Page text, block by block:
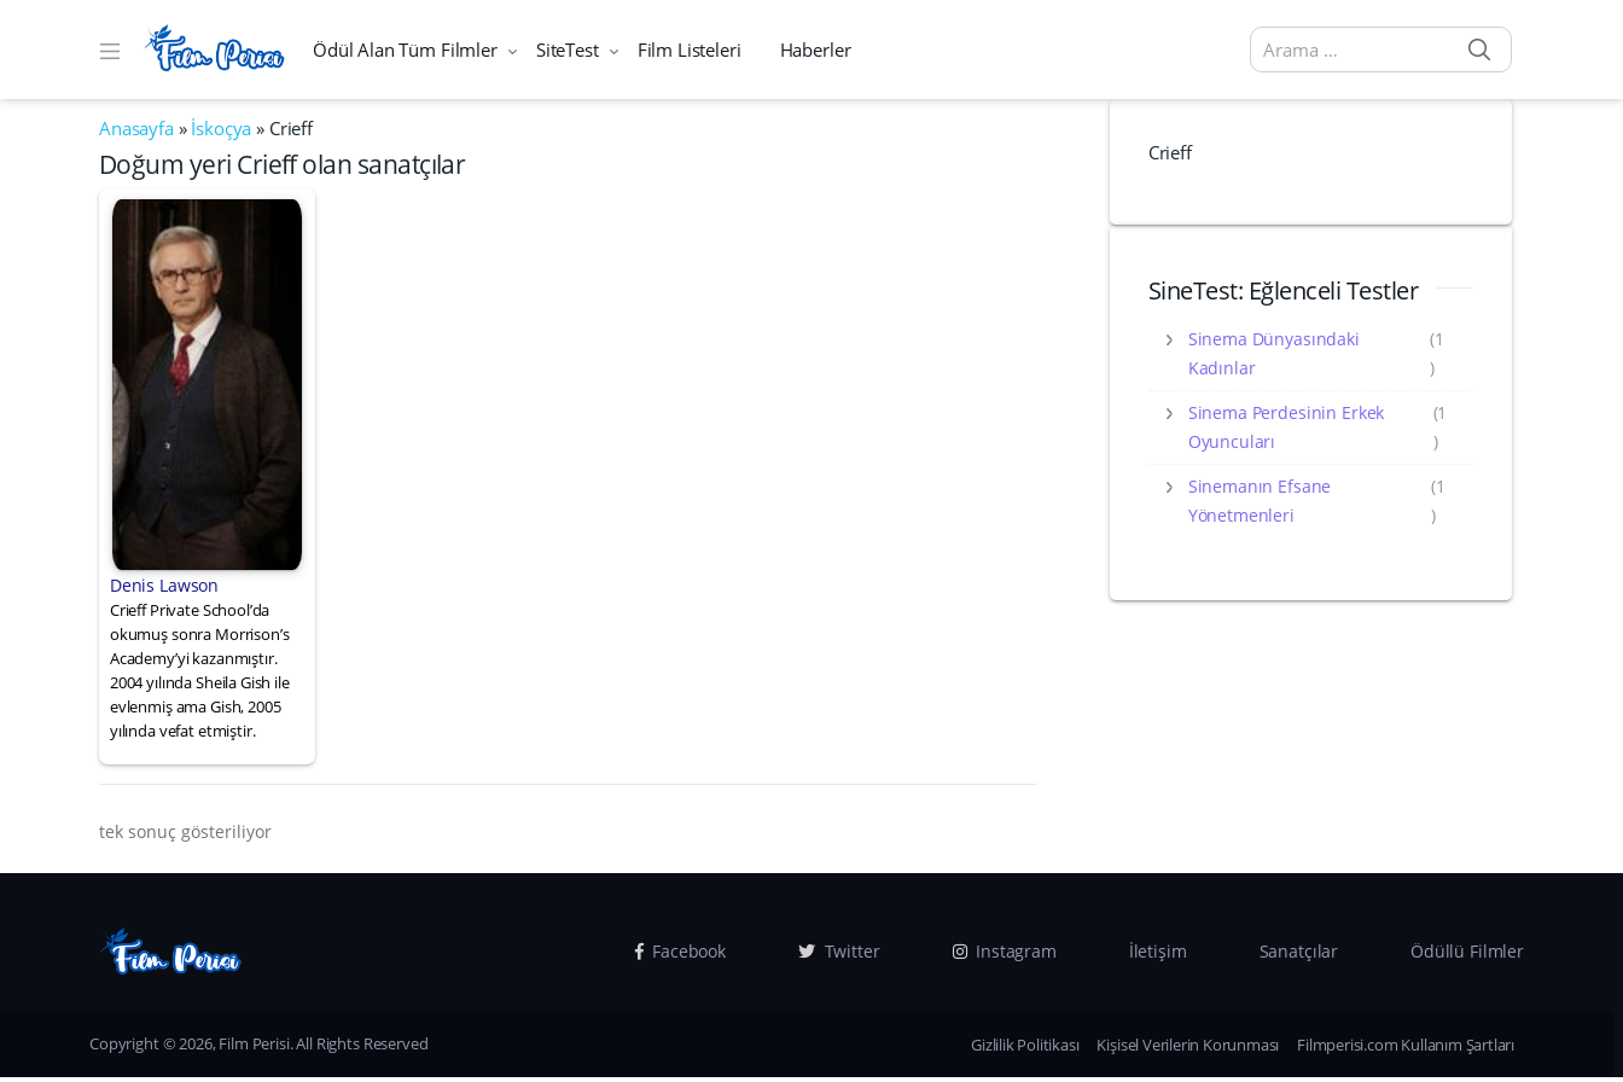
Ödül Alan Tüm Filmler SiteTest Film Listeleri Haberler
Arama sonuçları:
Anasayfa» İskoçya » Crieff
Doğum yeri Crieff olan sanatçılar
Denis Lawson
Crieff Private School’da
okumuş sonra Morrison’s
Academy’yi kazanmıştır.
2004 yılında Sheila Gish ile
evlenmiş ama Gish, 2005
yılında vefat etmiştir.
tek sonuç gösteriliyor
Crieff
SineTest: Eğlenceli Testler
Sinema Dünyasındaki
Kadınlar
(1
)
Sinema Perdesinin Erkek
Oyuncuları
(1
)
Sinemanın Efsane
Yönetmenleri
(1
)
Facebook Twitter Instagram İletişim Sanatçılar Ödüllü Filmler
Copyright © 2026, Film Perisi. All Rights Reserved Gizlilik Politikası Kişisel Verilerin Korunması Filmperisi.com Kullanım Şartları